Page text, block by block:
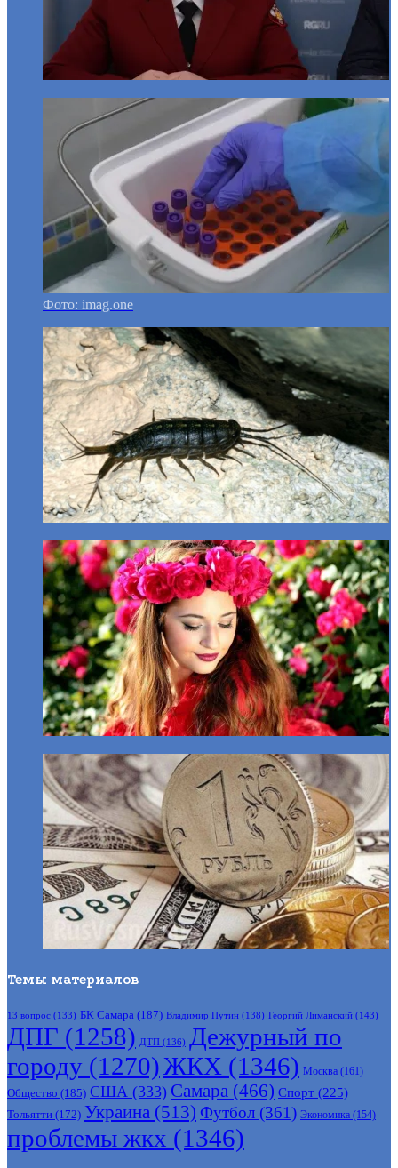
Фото: imag.one
Темы материалов
13 вопрос (133) БК Самара (187) Владимир Путин (138) Георгий Лиманский (143)
ДПГ (1258) ДТП (136) Дежурный по
городу (1270)ЖКХ (1346) Москва (161)
Общество (185) США (333) Самара (466) Спорт (225)
Тольятти (172) Украина (513) Футбол (361) Экономика (154)
проблемы жкх (1346)